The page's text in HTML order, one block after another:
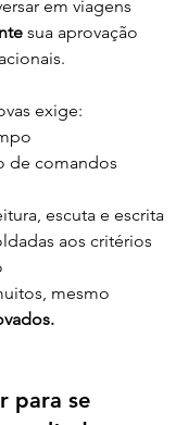
em viagens
sua aprovação
exige:
de comandos
escuta e escrita
aos critérios
mesmo
para se